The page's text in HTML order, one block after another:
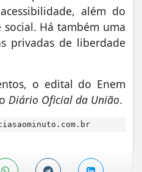
além do
Há também uma
privadas de liberdade
o edital do Enem
Diário Oficial da União.